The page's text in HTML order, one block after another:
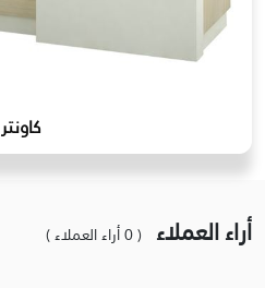
كاونتر
أراء العملاء ( 0 أراء العملاء )